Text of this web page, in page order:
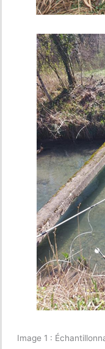
Image 1 :